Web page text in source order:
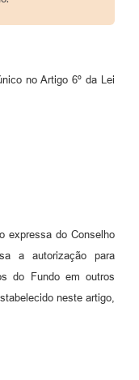
no Artigo 6º da Lei
expressa do Conselho
a autorização para
do Fundo em outros
neste artigo,